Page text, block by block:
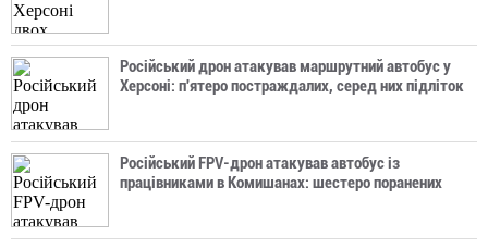
Російський дрон атакував маршрутний автобус у
Херсоні: п'ятеро постраждалих, серед них підліток
Російський FPV-дрон атакував автобус із
працівниками в Комишанах: шестеро поранених